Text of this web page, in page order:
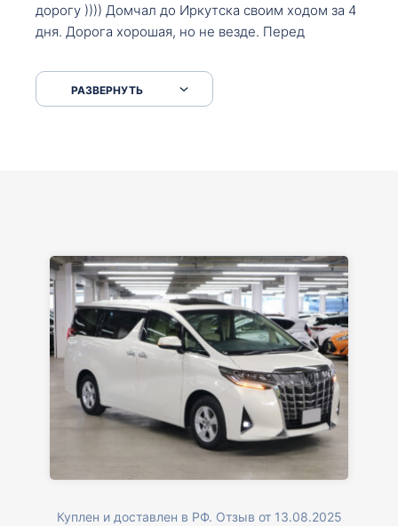
дорогу )))) Домчал до Иркутска своим ходом за 4
дня. Дорога хорошая, но не везде. Перед
серпантинах по пути следования.
РАЗВЕРНУТЬ
Куплен и доставлен в РФ. Отзыв от 13.08.2025